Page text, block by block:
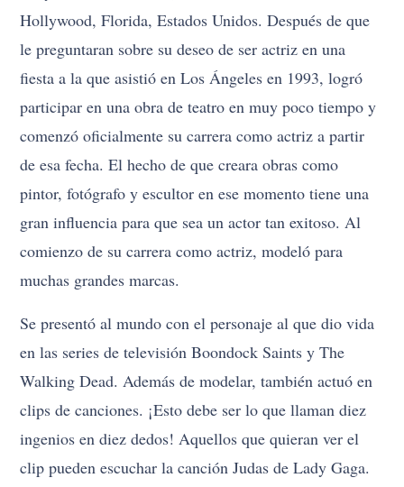
Hollywood, Florida, Estados Unidos. Después de que
le preguntaran sobre su deseo de ser actriz en una
fiesta a la que asistió en Los Ángeles en 1993, logró
participar en una obra de teatro en muy poco tiempo y
comenzó oficialmente su carrera como actriz a partir
de esa fecha. El hecho de que creara obras como
pintor, fotógrafo y escultor en ese momento tiene una
gran influencia para que sea un actor tan exitoso. Al
comienzo de su carrera como actriz, modeló para
muchas grandes marcas.
Se presentó al mundo con el personaje al que dio vida
en las series de televisión Boondock Saints y The
Walking Dead. Además de modelar, también actuó en
clips de canciones. ¡Esto debe ser lo que llaman diez
ingenios en diez dedos! Aquellos que quieran ver el
clip pueden escuchar la canción Judas de Lady Gaga.